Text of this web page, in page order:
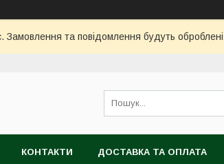
Замовлення та повідомлення будуть
КОНТАКТИ ДОСТАВКА ТА ОПЛАТА